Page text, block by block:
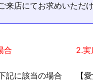
来店にてお求めいただけ
合
に該当の場合
2.実
【